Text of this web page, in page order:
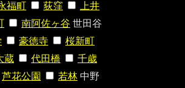
福町 荻窪
上井
南阿佐ヶ谷 世田谷
豪徳寺
桜新町
蔵 代田橋
千歳
芦花公園 若林 中野